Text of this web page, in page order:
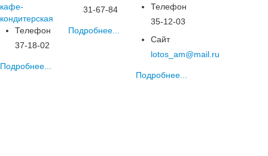
кафе-
кондитерская
Телефон
37-18-02
Подробнее...
31-67-84
Подробнее...
Телефон
35-12-03
Сайт
lotos_am@mail.ru
Подробнее...